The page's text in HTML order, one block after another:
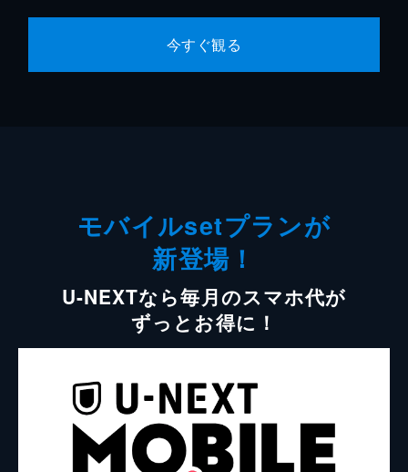
今すぐ観る
モバイルsetプランが
新登場！
U-NEXTなら毎月のスマホ代が
ずっとお得に！